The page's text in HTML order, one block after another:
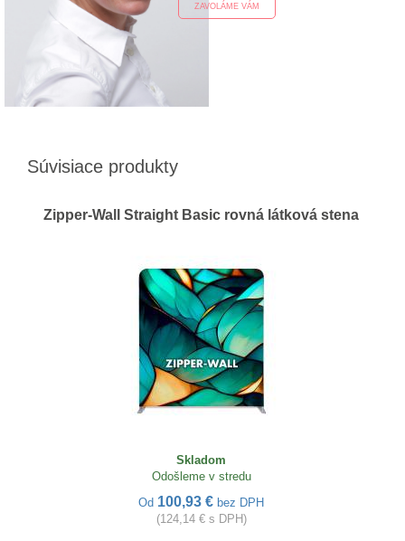
ZAVOLÁME VÁM
Súvisiace produkty
Zipper-Wall Straight Basic rovná látková stena
Skladom
Odošleme v stredu
Od 100,93 € bez DPH
(124,14 € s DPH)